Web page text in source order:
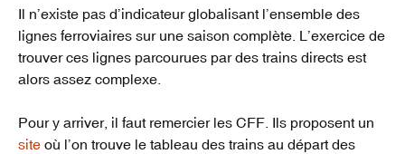
Il n’existe pas d’indicateur globalisant l’ensemble des
lignes ferroviaires sur une saison complète. L’exercice de
trouver ces lignes parcourues par des trains directs est
alors assez complexe.
Pour y arriver, il faut remercier les CFF. Ils proposent un
site où l’on trouve le tableau des trains au départ des